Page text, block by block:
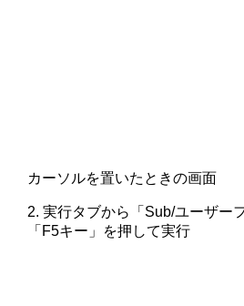
カーソルを置いたときの画面
2. 実行タブから「Sub/ユーザー
「F5キー」を押して実行